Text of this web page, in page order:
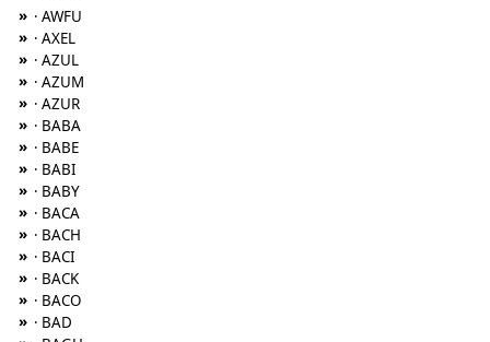
» · AWFU
» · AXEL
» · AZUL
» · AZUM
» · AZUR
» · BABA
» · BABE
» · BABI
» · BABY
» · BACA
» · BACH
» · BACI
» · BACK
» · BACO
» · BAD